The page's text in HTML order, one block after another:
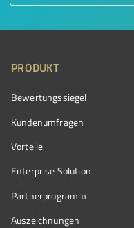
PRODUKT
Bewertungssiegel
Kundenumfragen
Vorteile
Enterprise Solution
Partnerprogramm
Auszeichnungen